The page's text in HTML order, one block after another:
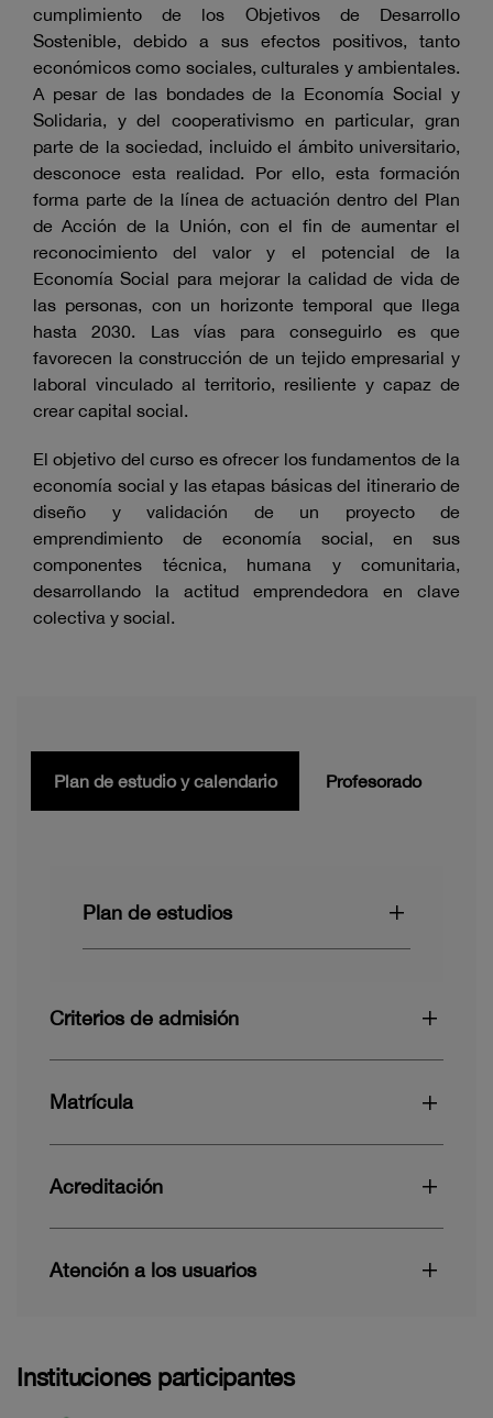
cumplimiento de los Objetivos de Desarrollo
Sostenible, debido a sus efectos positivos, tanto
económicos como sociales, culturales y ambientales.
A pesar de las bondades de la Economía Social y
Solidaria, y del cooperativismo en particular, gran
parte de la sociedad, incluido el ámbito universitario,
desconoce esta realidad. Por ello, esta formación
forma parte de la línea de actuación dentro del Plan
de Acción de la Unión, con el fin de aumentar el
reconocimiento del valor y el potencial de la
Economía Social para mejorar la calidad de vida de
las personas, con un horizonte temporal que llega
hasta 2030. Las vías para conseguirlo es que
favorecen la construcción de un tejido empresarial y
laboral vinculado al territorio, resiliente y capaz de
crear capital social.
El objetivo del curso es ofrecer los fundamentos de la
economía social y las etapas básicas del itinerario de
diseño y validación de un proyecto de
emprendimiento de economía social, en sus
componentes técnica, humana y comunitaria,
desarrollando la actitud emprendedora en clave
colectiva y social.
Plan de estudio y calendario Profesorado
Plan de estudios
Criterios de admisión
Matrícula
Acreditación
Atención a los usuarios
Instituciones participantes